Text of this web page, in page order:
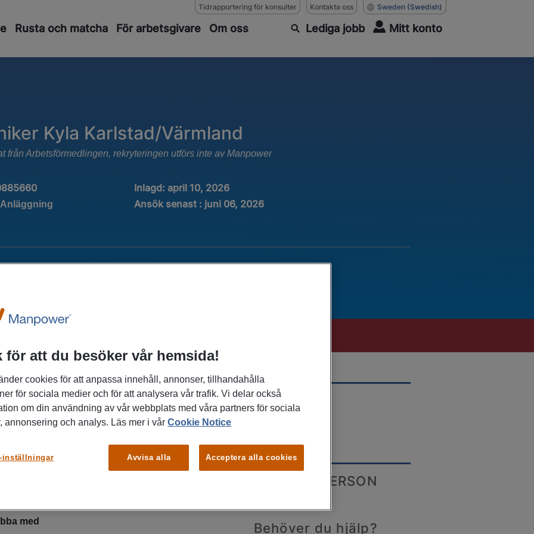
Tidrapportering för konsulter Kontakta oss Sweden (Swedish)
Rusta och matcha För arbetsgivare Om oss Lediga jobb Mitt konto
Kyla Karlstad/Värmland
från Arbetsförmedlingen, rekryteringen utförs inte av Manpower
Inlagd: april 10, 2026
Ansök senast : juni 06, 2026
din tekniska kompetens verkligen gör
servicetekniker inom kylasom vill vara
säkerställa driften av moderna kyl- och
kunder i Värmland.
och varierande arbete,där du arbetar
är en del av ett kunnigt team med stor teknisk
med
PLATS
KONTAKTPERSON
Behöver du hjälp?
för att du besöker vår hemsida!
cookies för att anpassa innehåll, annonser, tillhandahålla
för sociala medier och för att analysera vår trafik. Vi delar också
om din användning av vår webbplats med våra partners för sociala
annonsering och analys. Läs mer i vårCookie Notice
Avvisa alla Acceptera alla cookies
inställningar